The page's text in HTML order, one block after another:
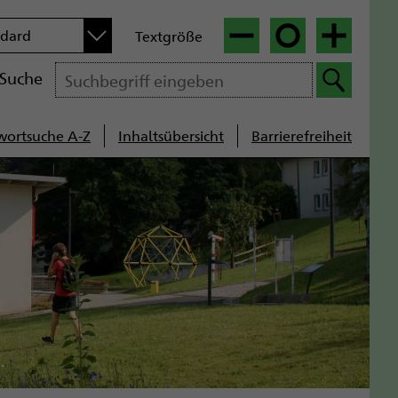
Textgröße
Suche
A-Z Inhaltsübersicht Barrierefreiheit